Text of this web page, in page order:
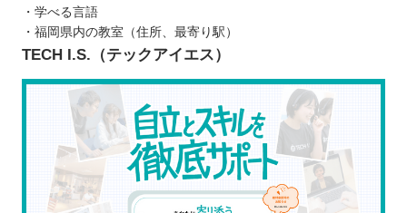
・学べる言語
・福岡県内の教室（住所、最寄り駅）
TECH I.S.（テックアイエス）